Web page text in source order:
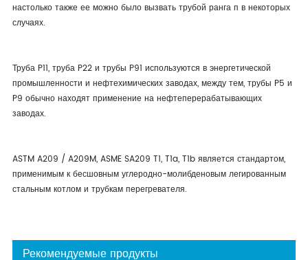
настолько также ее можно было вызвать трубой ранга п в некоторых
случаях.
Труба P11, труба P22 и трубы P91 используются в энергетической
промышленности и нефтехимических заводах, между тем, трубы P5 и
P9 обычно находят применение на нефтеперерабатывающих
заводах.
ASTM A209 / A209M, ASME SA209 T1, T1a, T1b является стандартом,
применимым к бесшовным углеродно-молибденовым легированным
стальным котлом и трубкам перегревателя.
Рекомендуемые продукты